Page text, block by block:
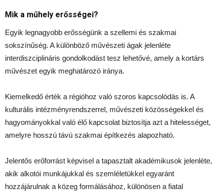
Mik a műhely erősségei?
Egyik legnagyobb erősségünk a szellemi és szakmai
sokszínűség. A különböző művészeti ágak jelenléte
interdiszciplináris gondolkodást tesz lehetővé, amely a kortárs
művészet egyik meghatározó iránya.
Kiemelkedő érték a régióhoz való szoros kapcsolódás is. A
kulturális intézményrendszerrel, művészeti közösségekkel és
hagyományokkal való élő kapcsolat biztosítja azt a hitelességet,
amelyre hosszú távú szakmai építkezés alapozható.
Jelentős erőforrást képvisel a tapasztalt akadémikusok jelenléte,
akik alkotói munkájukkal és szemléletükkel egyaránt
hozzájárulnak a közeg formálásához, különösen a fiatal